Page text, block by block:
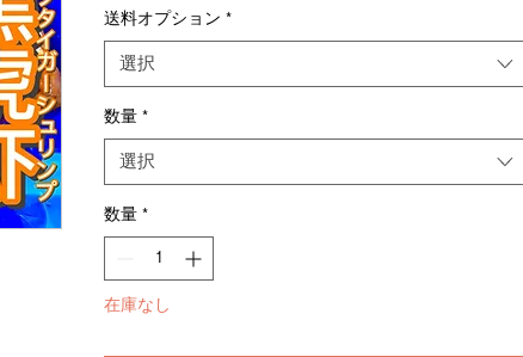
格
格
送料オプション *
選択
数量 *
選択
数量 *
在庫なし